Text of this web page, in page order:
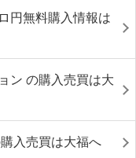
円無料購入情報は
ン の購入売買は大
入売買は大福へ